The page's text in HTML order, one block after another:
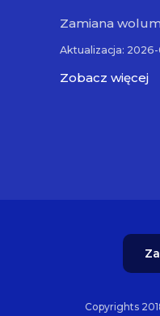
Zamiana
Aktualizacja:
Zobacz więcej
Copyrights